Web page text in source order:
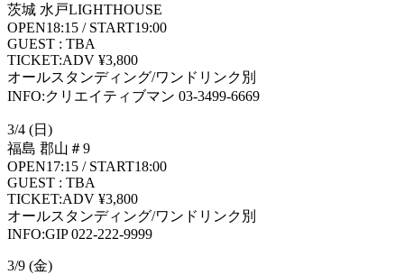
茨城 水戸LIGHTHOUSE
OPEN18:15 / START19:00
GUEST : TBA
TICKET:ADV ¥3,800
オールスタンディング/ワンドリンク別
INFO:クリエイティブマン 03-3499-6669
3/4 (日)
福島 郡山＃9
OPEN17:15 / START18:00
GUEST : TBA
TICKET:ADV ¥3,800
オールスタンディング/ワンドリンク別
INFO:GIP 022-222-9999
3/9 (金)